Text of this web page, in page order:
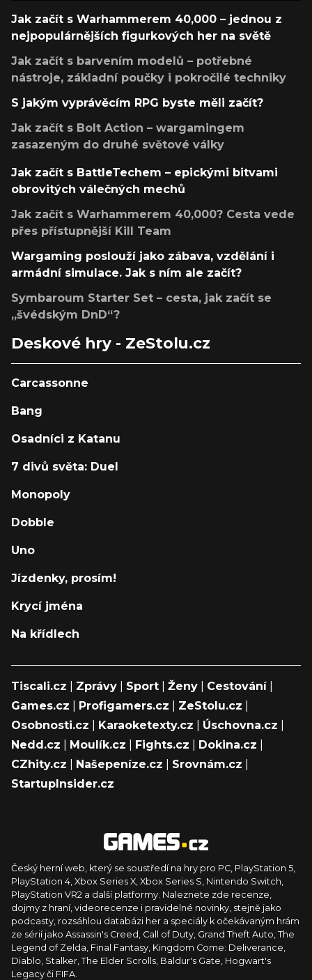
Jak začít s Warhammerem 40,000 – jednou z
nejpopulárnějších figurkových her na světě
Jak začít s barvením modelů – potřebné
nástroje, základní poučky i pokročilé techniky
S jakým vyprávěcím RPG byste měli začít?
Jak začít s Bolt Action – wargamingem
zasazeným do druhé světové války
Jak začít s BattleTechem – epickými bitvami
obrovitých válečných mechů
Jak začít s Warhammerem 40,000? Cesta vede
přes přístupnější Kill Team
Wargaming poslouží jako zábava, vzdělání i
armádní simulace. Jak s ním ale začít?
Symbaroum Starter Set – cesta, jak začít se
„švédským DnD“?
Deskové hry - ZeStolu.cz
Carcassonne
Bang
Osadníci z Katanu
7 divů světa: Duel
Monopoly
Dobble
Uno
Jízdenky, prosím!
Krycí jména
Na křídlech
Tiscali.cz Zprávy Sport Ženy Cestování|
Games.cz
Profigamers.cz ZeStolu.cz
Osobnosti.cz
Karaoketexty.cz Úschovna.cz
Nedd.cz
Moulík.cz Fights.cz Dokina.cz
CZhity.cz
Našepeníze.cz Srovnám.cz
StartupInsider.cz
Český herní web, který se soustředí na hry pro PC, PlayStation 5,
PlayStation 4, Xbox Series X, Xbox Series S, Nintendo Switch,
PlayStation VR2 a další platformy. Naleznete zde recenze,
dojmy z hraní, videorecenze i pravidelné novinky, stejně jako
podcasty, rozsáhlou databázi her a speciály k očekávaným hrám
ze sérií jako Assassin's Creed, Call of Duty, Grand Theft Auto, The
Legend of Zelda, Final Fantasy, Kingdom Come: Deliverance,
Diablo, Stalker, The Elder Scrolls, Baldur's Gate, Hogwart's
Legacy či FIFA.